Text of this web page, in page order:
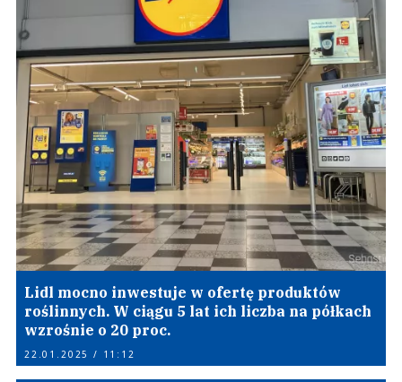
Lidl mocno inwestuje w ofertę produktów
roślinnych. W ciągu 5 lat ich liczba na półkach
wzrośnie o 20 proc.
22.01.2025 / 11:12